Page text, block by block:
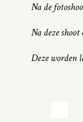
Na de
Na deze
Deze worden